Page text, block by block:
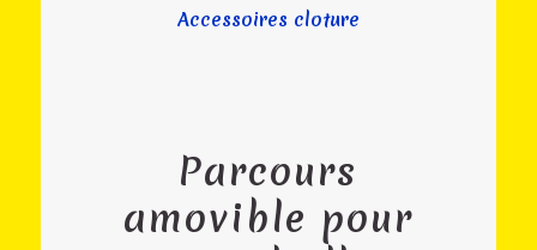
Accessoires cloture
Parcours
amovible pour